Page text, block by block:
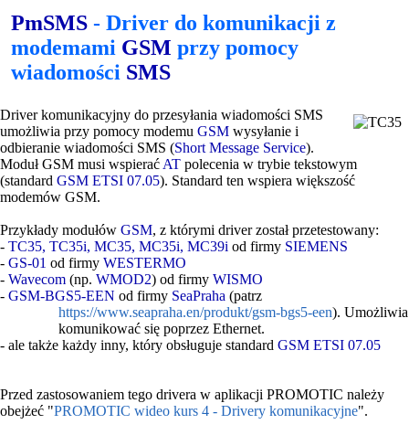
PmSMS - Driver do komunikacji z
modemami GSM przy pomocy
wiadomości SMS
Driver komunikacyjny do przesyłania wiadomości SMS
umożliwia przy pomocy modemu GSM wysyłanie i
odbieranie wiadomości SMS (Short Message Service).
Moduł GSM musi wspierać AT polecenia w trybie tekstowym
(standard GSM ETSI 07.05). Standard ten wspiera większość
modemów GSM.
Przykłady modułów GSM, z którymi driver został przetestowany:
- TC35, TC35i, MC35, MC35i, MC39i od firmy SIEMENS
- GS-01 od firmy WESTERMO
- Wavecom (np. WMOD2) od firmy WISMO
- GSM-BGS5-EEN od firmy SeaPraha (patrz
https://www.seapraha.en/produkt/gsm-bgs5-een). Umożliwia
komunikować się poprzez Ethernet.
- ale także każdy inny, który obsługuje standard GSM ETSI 07.05
Przed zastosowaniem tego drivera w aplikacji PROMOTIC należy
obejżeć "PROMOTIC wideo kurs 4 - Drivery komunikacyjne".